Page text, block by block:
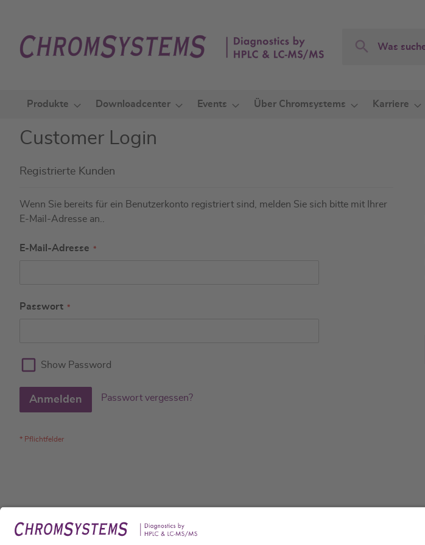
springen
Search
Produkte Downloadcenter Events Über Chromsystems Karriere
Customer Login
Registrierte Kunden
Wenn Sie bereits für ein Benutzerkonto registriert sind, melden Sie sich bitte mit Ihrer
E-Mail-Adresse an..
E-Mail-Adresse
Passwort
Show Password
Anmelden Passwort vergessen?